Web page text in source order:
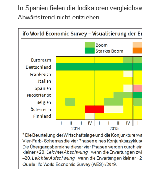
In Spanien fielen die Indikatoren
Abwärtstrend nicht entziehen.